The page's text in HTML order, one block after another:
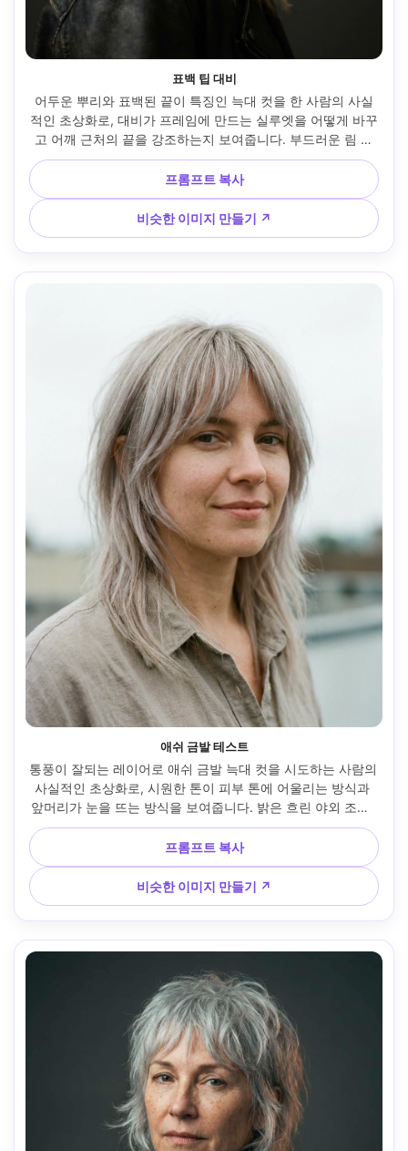
표백 팁 대비
어두운 뿌리와 표백된 끝이 특징인 늑대 컷을 한 사람의 사실
적인 초상화로, 대비가 프레임에 만드는 실루엣을 어떻게 바꾸
고 어깨 근처의 끝을 강조하는지 보여줍니다. 부드러운 림 조
명, 니콘 Z8, 85mm f/1.8, 머리와 어깨 프레임, 날카로운 분위
기, 사실적인 스트랜드 디테일, 자연스러운 그림자, 선명한 초
점이 있는 스튜디오 --ar 4:5
프롬프트 복사
비슷한 이미지 만들기 ↗
애쉬 금발 테스트
통풍이 잘되는 레이어로 애쉬 금발 늑대 컷을 시도하는 사람의
사실적인 초상화로, 시원한 톤이 피부 톤에 어울리는 방식과
앞머리가 눈을 뜨는 방식을 보여줍니다. 밝은 흐린 야외 조명,
소니 A7C II, 50mm f/1.8, 클로즈업 프레임, 깔끔한 모던 무드,
사실적인 피부 모공과 머리 질감, 고해상도, 프레임에 자연스
럽게 드레이핑된 의류 --ar 4:5
프롬프트 복사
비슷한 이미지 만들기 ↗